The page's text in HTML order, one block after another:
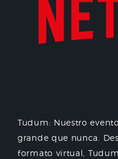
Tudum: Nuestro
grande que nunca.
formato virtual,